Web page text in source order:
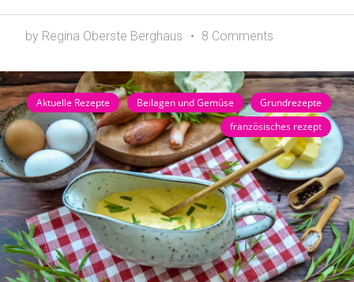
by Regina Oberste Berghaus 8 Comments
Aktuelle Rezepte Beilagen und Gemüse
Grundrezepte
französisches rezept